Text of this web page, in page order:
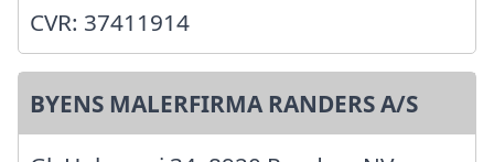
CVR: 37411914
BYENS MALERFIRMA RANDERS A/S